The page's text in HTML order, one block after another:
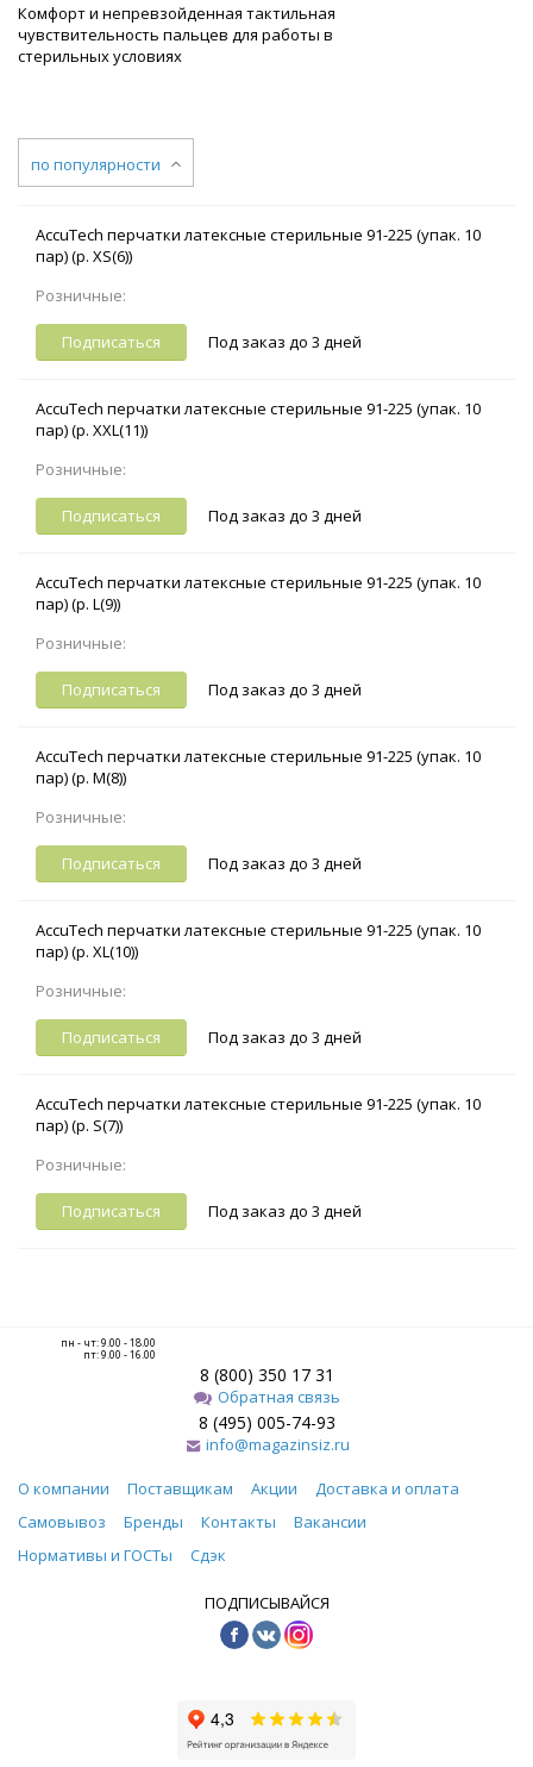
Комфорт и непревзойденная тактильная
чувствительность пальцев для работы в
стерильных условиях
по популярности
AccuTech перчатки латексные стерильные 91-225 (упак. 10
пар) (р. XS(6))
Розничные:
Подписаться Под заказ до 3 дней
AccuTech перчатки латексные стерильные 91-225 (упак. 10
пар) (р. XXL(11))
Розничные:
Подписаться Под заказ до 3 дней
AccuTech перчатки латексные стерильные 91-225 (упак. 10
пар) (р. L(9))
Розничные:
Подписаться Под заказ до 3 дней
AccuTech перчатки латексные стерильные 91-225 (упак. 10
пар) (р. M(8))
Розничные:
Подписаться Под заказ до 3 дней
AccuTech перчатки латексные стерильные 91-225 (упак. 10
пар) (р. XL(10))
Розничные:
Подписаться Под заказ до 3 дней
AccuTech перчатки латексные стерильные 91-225 (упак. 10
пар) (р. S(7))
Розничные:
Подписаться Под заказ до 3 дней
пн - чт: 9.00 - 18.00
пт: 9.00 - 16.00
8 (800) 350 17 31
Обратная связь
8 (495) 005-74-93
info@magazinsiz.ru
О компании Поставщикам Акции
Доставка и оплата
Самовывоз
Бренды Контакты
Вакансии
Нормативы и ГОСТы
Сдэк
ПОДПИСЫВАЙСЯ